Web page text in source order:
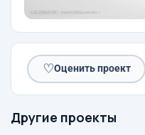
♡Оценить проект
Другие проекты